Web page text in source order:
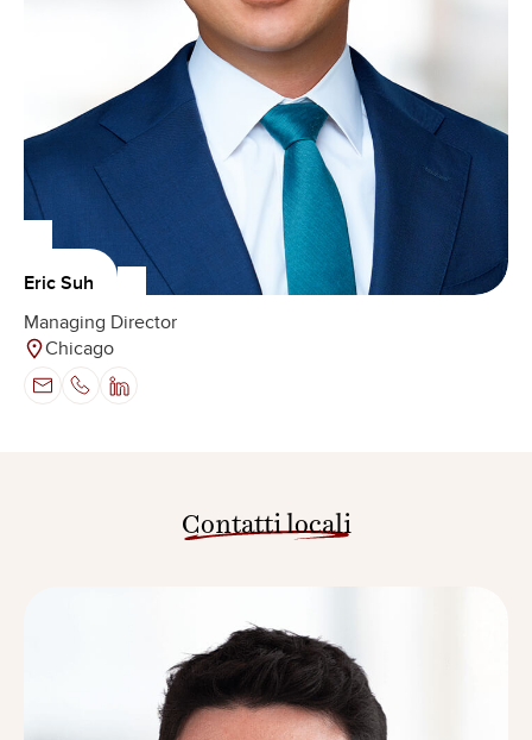
Eric Suh
Managing Director
Chicago
Contatti locali